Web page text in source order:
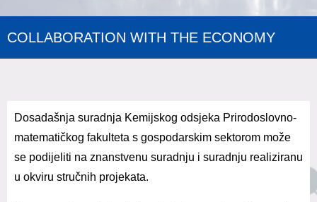
COLLABORATION WITH THE ECONOMY
Dosadašnja suradnja Kemijskog odsjeka Prirodoslovno-
matematičkog fakulteta s gospodarskim sektorom može
se podijeliti na znanstvenu suradnju i suradnju realiziranu
u okviru stručnih projekata.